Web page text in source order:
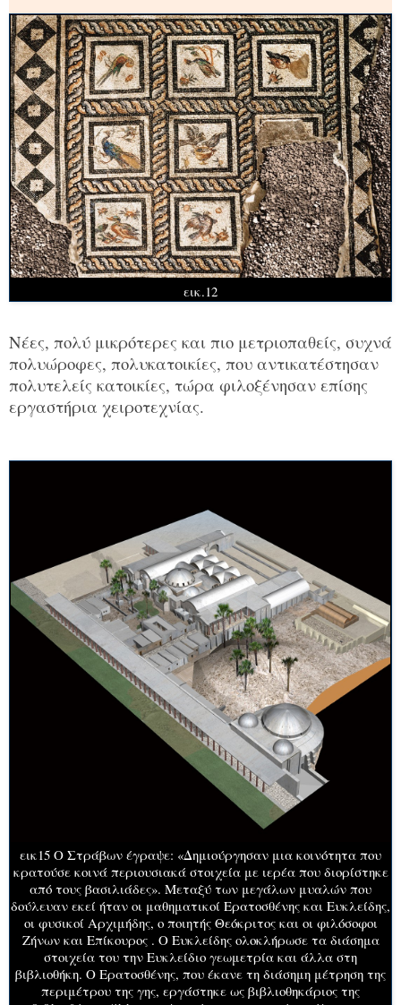
εικ.12
Νέες, πολύ μικρότερες και πιο μετριοπαθείς, συχνά
πολυώροφες, πολυκατοικίες, που αντικατέστησαν
πολυτελείς κατοικίες, τώρα φιλοξένησαν επίσης
εργαστήρια χειροτεχνίας.
εικ15 Ο Στράβων έγραψε: «Δημιούργησαν μια κοινότητα που
κρατούσε κοινά περιουσιακά στοιχεία με ιερέα που διορίστηκε
από τους βασιλιάδες». Μεταξύ των μεγάλων μυαλών που
δούλευαν εκεί ήταν οι μαθηματικοί Ερατοσθένης και Ευκλείδης,
οι φυσικοί Αρχιμήδης, ο ποιητής Θεόκριτος και οι φιλόσοφοι
Ζήνων και Επίκουρος . Ο Ευκλείδης ολοκλήρωσε τα διάσημα
στοιχεία του την Ευκλείδιο γεωμετρία και άλλα στη
βιβλιοθήκη. Ο Ερατοσθένης, που έκανε τη διάσημη μέτρηση της
περιμέτρου της γης, εργάστηκε ως βιβλιοθηκάριος της